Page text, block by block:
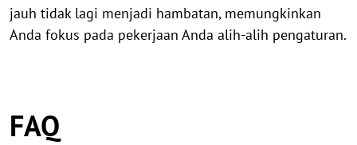
jauh tidak lagi menjadi hambatan, memungkinkan
Anda fokus pada pekerjaan Anda alih-alih pengaturan.
FAQ